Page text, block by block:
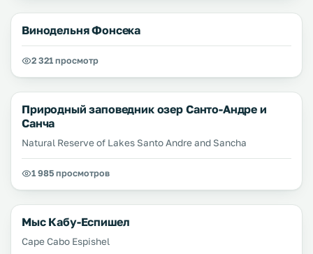
Винодельня Фонсека
2 321 просмотр
Природный заповедник озер Санто-Андре и
Санча
Natural Reserve of Lakes Santo Andre and Sancha
1 985 просмотров
Мыс Кабу-Еспишел
Cape Cabo Espishel